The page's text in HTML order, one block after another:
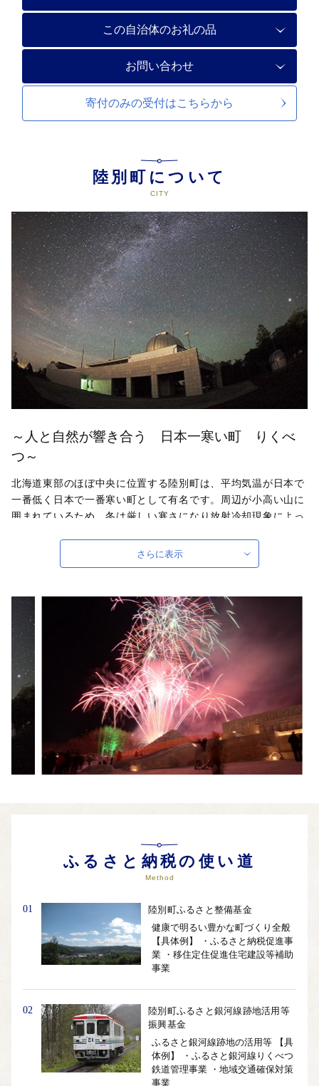
この自治体のお礼の品
お問い合わせ
寄付のみの受付はこちらから
陸別町について
～人と自然が響き合う 日本一寒い町 りくべ
つ～
北海道東部のほぼ中央に位置する陸別町は、平均気温が日本で
一番低く日本で一番寒い町として有名です。周辺が小高い山に
囲まれているため、冬は厳しい寒さになり放射冷却現象によっ
観測所では－38.4度を記録したこともあり、寒冷な気候が生み
出す澄み切った夜空は満点な星空をつくりだし、ダイヤモンド
こともできます。人口は約2,200人ほどで基幹産業は酪農と林
業です。町の面積の約80％が森林で囲まれている自然豊かな小
さな町です。
自治体ホームページは こちら
外部サイトへ遷移します。
個人情報の保護は遷移先サイトの方針に従います。
さらに表示
ふるさと納税の使い道
Method
01
陸別町ふるさと整備基金
健康で明るい豊かな町づくり全般
【具体例】 ・ふるさと納税促進事
業 ・移住定住促進住宅建設等補助
事業
02
陸別町ふるさと銀河線跡地活用等
振興基金
ふるさと銀河線跡地の活用等 【具
体例】 ・ふるさと銀河線りくべつ
鉄道管理事業 ・地域交通確保対策
事業